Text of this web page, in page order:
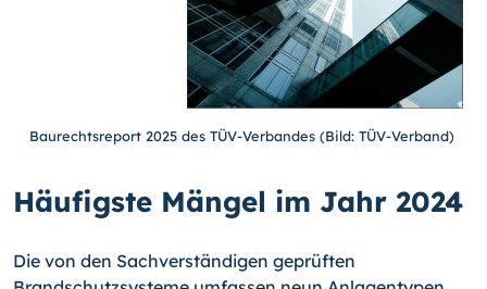
Baurechtsreport 2025 des TÜV-Verbandes (Bild: TÜV-Verband)
Häufigste Mängel im Jahr 2024
Die von den Sachverständigen geprüften